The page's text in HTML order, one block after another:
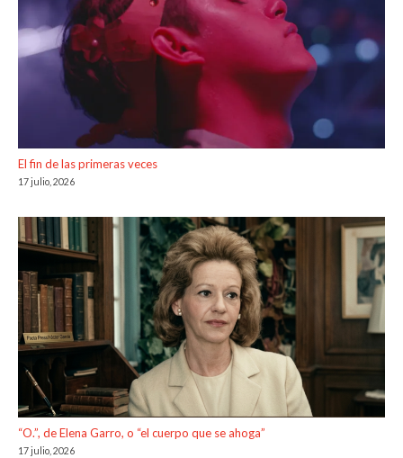
El fin de las primeras veces
17 julio, 2026
“O.”, de Elena Garro, o “el cuerpo que se ahoga”
17 julio, 2026